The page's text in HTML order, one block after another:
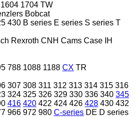
1604 1704 TW
Bobcat
430 B series E series S series T
Rexroth CNH Cams Case IH
788 1088 1188 CX TR
307 308 311 312 313 314 315 316
324 325 326 329 330 336 340 345
416 420 422 424 426 428 430 432
966 972 980 C-series DE D series